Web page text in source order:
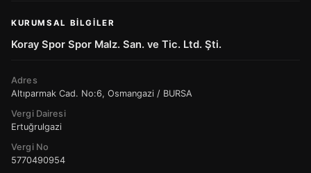
KURUMSAL BILGILER
Koray Spor Spor Malz. San. ve Tic. Ltd. Şti.
Adres
Altıparmak Cad. No:6, Osmangazi / BURSA
Vergi Dairesi
Ertuğrulgazi
Vergi No
5770490954